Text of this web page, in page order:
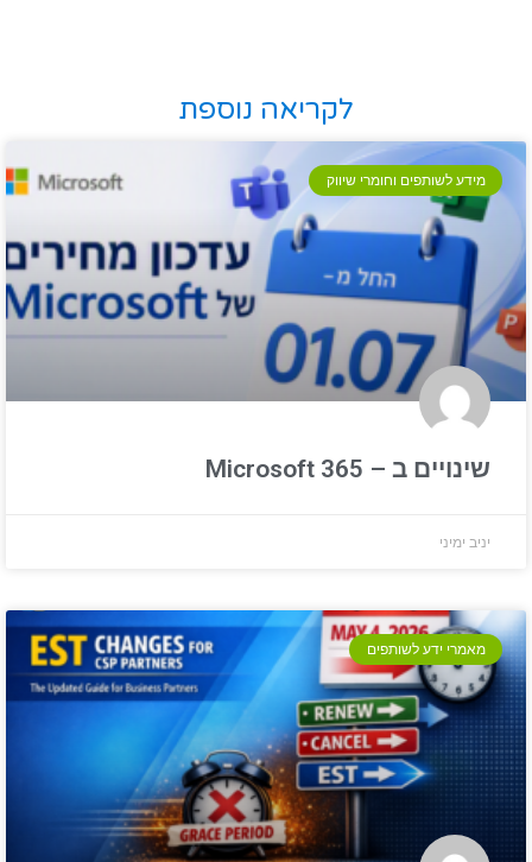
לקריאה נוספת
מידע לשותפים וחומרי שיווק
שינויים ב – Microsoft 365
יניב ימיני
מאמרי ידע לשותפים